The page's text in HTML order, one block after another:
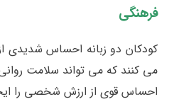
فرهنگی
کودکان دو زبانه احساس شدیدی
می کنند که می تواند سلامت
احساس قوی از ارزش شخصی را